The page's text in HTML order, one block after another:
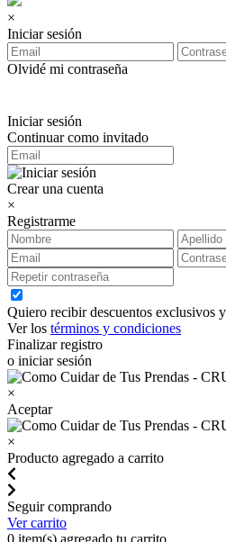
×
Iniciar sesión
Olvidé mi contraseña
Iniciar sesión
Continuar como invitado
Crear una cuenta
×
Registrarme
Quiero recibir descuentos exclusivos
Ver los términos y condiciones
Finalizar registro
o iniciar sesión
×
Aceptar
×
Producto agregado a carrito
Seguir comprando
Ver carrito
0 item(s) agregado tu carrito